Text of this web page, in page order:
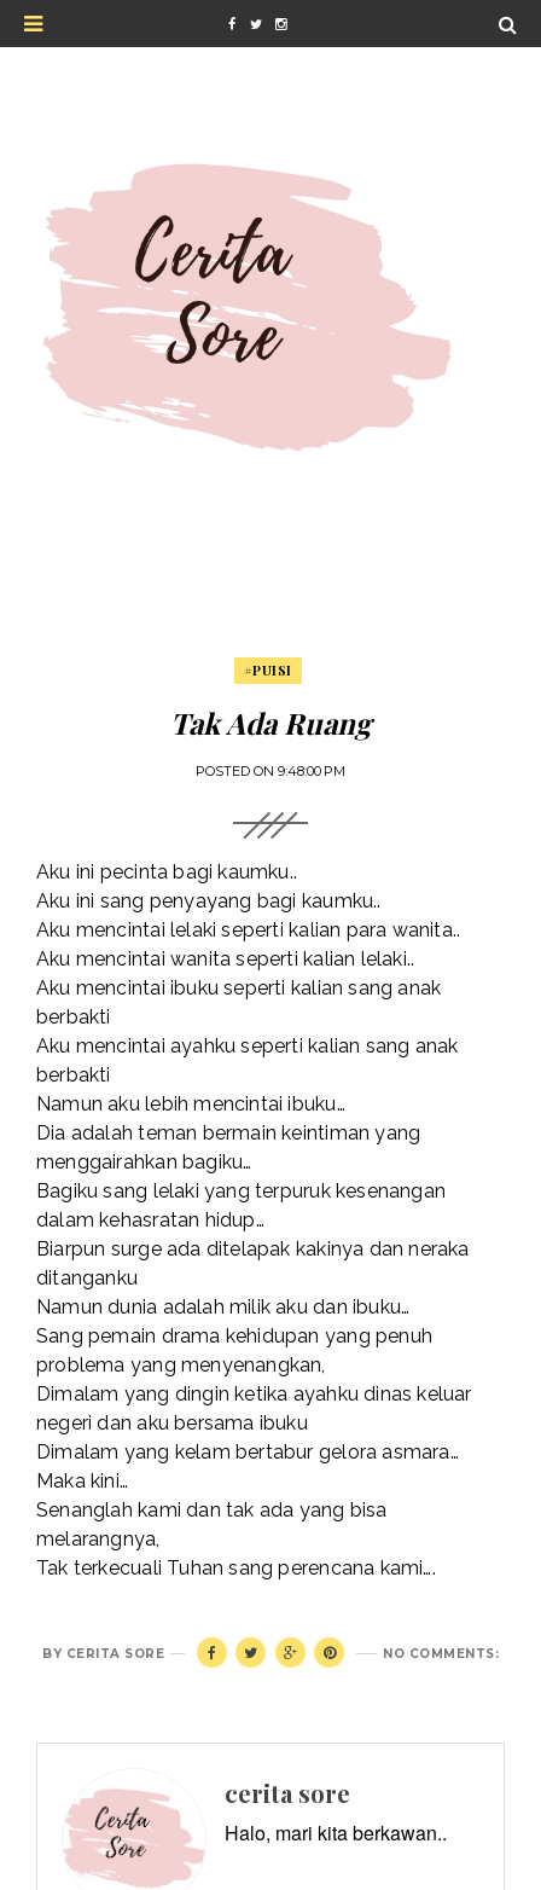
#PUISI
Tak Ada Ruang
POSTED ON 9:48:00 PM
Aku ini pecinta bagi kaumku..
Aku ini sang penyayang bagi kaumku..
Aku mencintai lelaki seperti kalian para wanita..
Aku mencintai wanita seperti kalian lelaki..
Aku mencintai ibuku seperti kalian sang anak
berbakti
Aku mencintai ayahku seperti kalian sang anak
berbakti
Namun aku lebih mencintai ibuku…
Dia adalah teman bermain keintiman yang
menggairahkan bagiku…
Bagiku sang lelaki yang terpuruk kesenangan
dalam kehasratan hidup…
Biarpun surge ada ditelapak kakinya dan neraka
ditanganku
Namun dunia adalah milik aku dan ibuku…
Sang pemain drama kehidupan yang penuh
problema yang menyenangkan,
Dimalam yang dingin ketika ayahku dinas keluar
negeri dan aku bersama ibuku
Dimalam yang kelam bertabur gelora asmara…
Maka kini…
Senanglah kami dan tak ada yang bisa
melarangnya,
Tak terkecuali Tuhan sang perencana kami….
NO COMMENTS:
BY CERITA SORE
cerita sore
Halo, mari kita berkawan..